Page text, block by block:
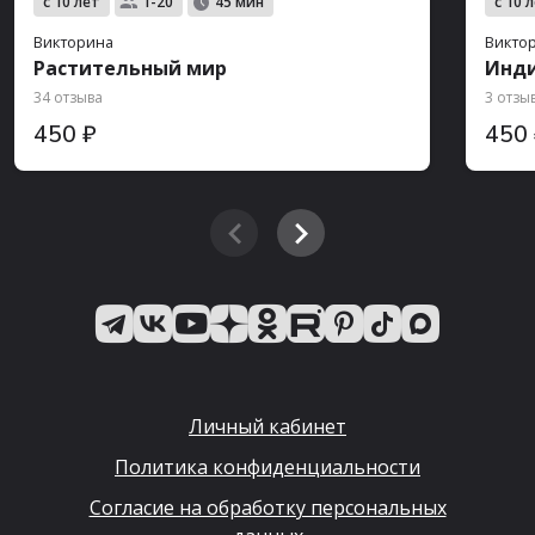
Викторина
Растительный мир
34 отзыва
450 ₽
3
450
Личный кабинет
Политика конфиденциальности
Согласие на обработку персональных